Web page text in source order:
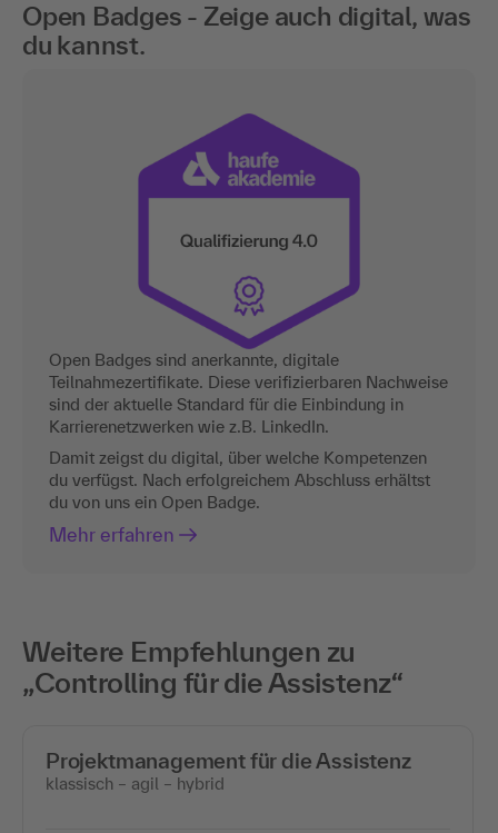
Open Badges - Zeige auch digital, was
du kannst.
Open Badges sind anerkannte, digitale
Teilnahmezertifikate. Diese verifizierbaren Nachweise
sind der aktuelle Standard für die Einbindung in
Karrierenetzwerken wie z.B. LinkedIn.
Damit zeigst du digital, über welche Kompetenzen
du verfügst. Nach erfolgreichem Abschluss erhältst
du von uns ein Open Badge.
Mehr erfahren
Weitere Empfehlungen zu
„Controlling für die Assistenz“
Projektmanagement für die Assistenz
klassisch – agil – hybrid